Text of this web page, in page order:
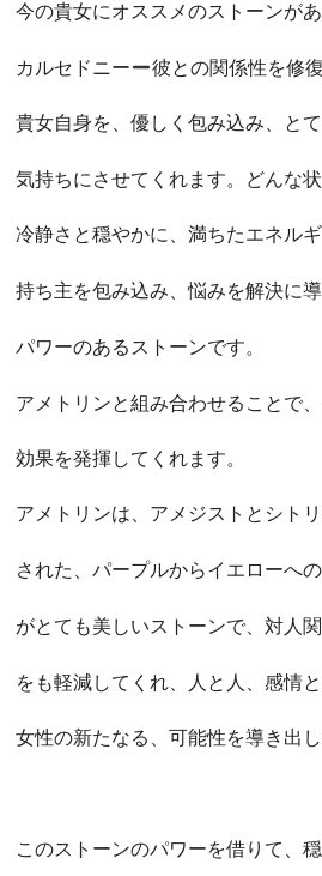
今の貴女にオススメのストーンが
カルセドニー 彼との関係性を修
貴女自身を、優しく包み込み、と
気持ちにさせてくれます。どんな
冷静さと穏やかに、満ちたエネル
持ち主を包み込み、悩みを解決に
パワーのあるストーンです。
アメトリンと組み合わせることで
効果を発揮してくれます。
アメトリンは、アメジストとシト
された、パープルからイエローへ
がとても美しいストーンで、対人
をも軽減してくれ、人と人、感情
女性の新たなる、可能性を導き出し
このストーンのパワーを借りて、